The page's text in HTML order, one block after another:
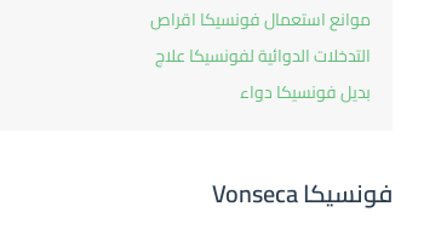
موانع استعمال فونسيكا اقراص
التدخلات الدوائية لفونسيكا علاج
بديل فونسيكا دواء
فونسيكا Vonseca